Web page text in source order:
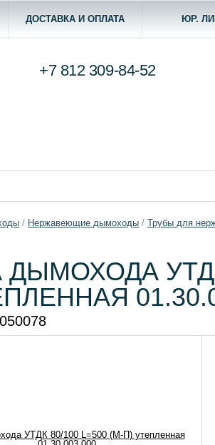
ДОСТАВКА И ОПЛАТА ЮР.
+7 812 309-84-52
/ Нержавеющие дымоходы / Трубы для
ДЫМОХОДА